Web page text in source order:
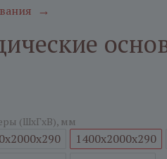
→
(ШxГxВ), мм
1400x2000x290